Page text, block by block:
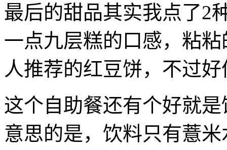
最后的甜品其实我点了2
一点九层糕的口感，粘
人推荐的红豆饼，不过
这个自助餐还有个好就
意思的是，饮料只有薏